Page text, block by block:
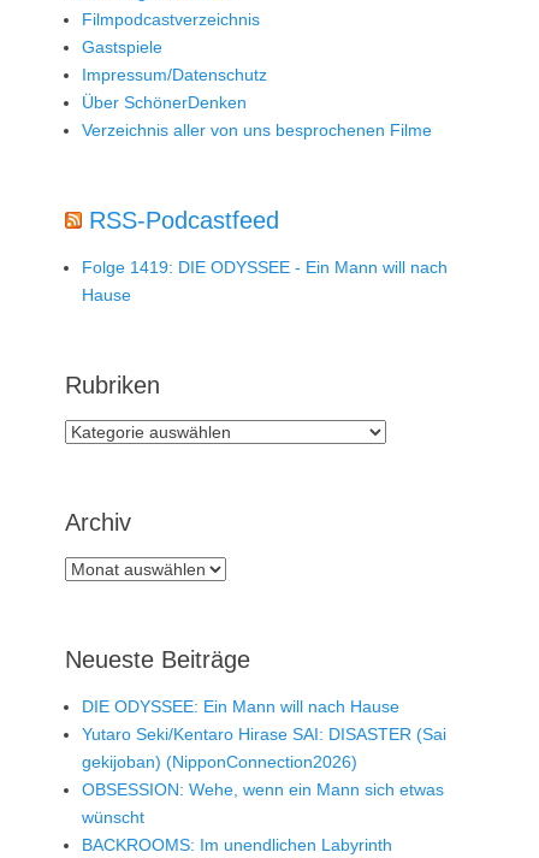
Filmpodcastverzeichnis
Gastspiele
Impressum/Datenschutz
Über SchönerDenken
Verzeichnis aller von uns besprochenen Filme
RSS-Podcastfeed
Folge 1419: DIE ODYSSEE - Ein Mann will nach
Hause
Rubriken
Rubriken
Archiv
Archiv
Neueste Beiträge
DIE ODYSSEE: Ein Mann will nach Hause
Yutaro Seki/Kentaro Hirase SAI: DISASTER (Sai
gekijoban) (NipponConnection2026)
OBSESSION: Wehe, wenn ein Mann sich etwas
wünscht
BACKROOMS: Im unendlichen Labyrinth